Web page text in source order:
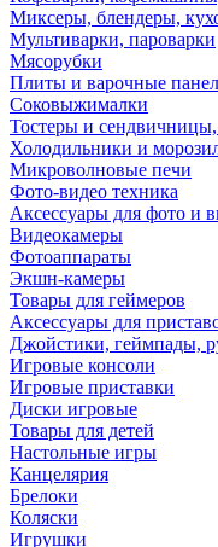
Миксеры, блендеры,
Мультиварки, пароварки
Мясорубки
Плиты и варочные
Соковыжималки
Тостеры и
Холодильники и
Микроволновые печи
Фото-видео техника
Аксессуары для фото и
Видеокамеры
Фотоаппараты
Экшн-камеры
Товары для геймеров
Аксессуары для
Джойстики, геймпады,
Игровые консоли
Игровые приставки
Диски игровые
Товары для детей
Настольные игры
Канцелярия
Брелоки
Коляски
Игрушки